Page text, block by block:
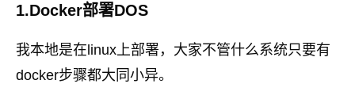
1.Docker部署DOS
我本地是在linux上部署，大家不管什么系统只要有
docker步骤都大同小异。